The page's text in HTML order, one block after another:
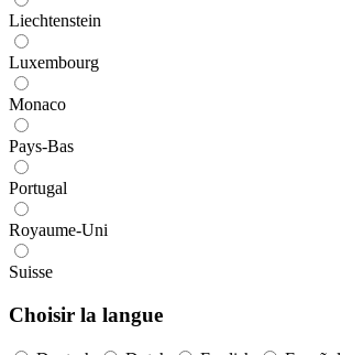
Liechtenstein
Luxembourg
Monaco
Pays-Bas
Portugal
Royaume-Uni
Suisse
Choisir la langue